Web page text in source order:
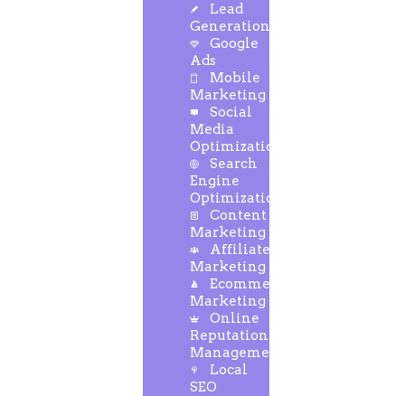
Lead
Generation
Google
Ads
Mobile
Marketing
Social
Media
Optimization
Search
Engine
Optimization
Content
Marketing
Affiliate
Marketing
Ecommerce
Marketing
Online
Reputation
Management
Local
SEO